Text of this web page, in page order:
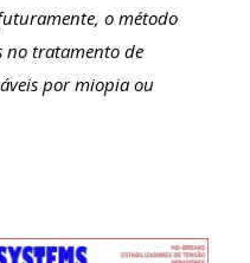
o método
no tratamento de
por miopia ou